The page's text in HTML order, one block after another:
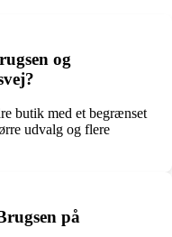
og
butik med et begrænset
udvalg og flere
på